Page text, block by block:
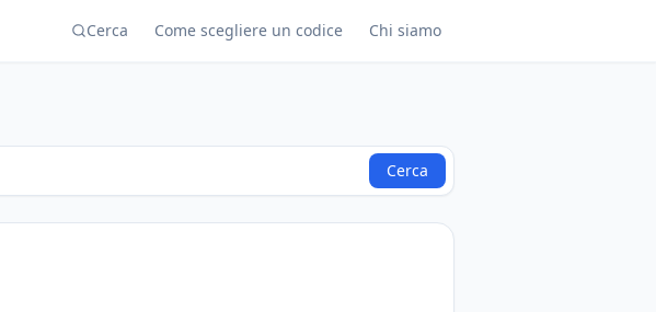
Cerca Come scegliere un codice Chi siamo
Cerca